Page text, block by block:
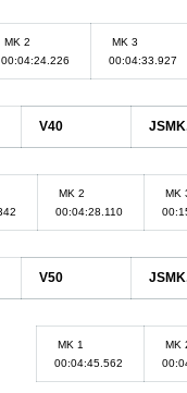
MK 2
00:04:24.226
MK 3
00:04:33.927
V40
MK 2
00:04:28.110
MK
V50
MK 1
00:04:45.562
MK